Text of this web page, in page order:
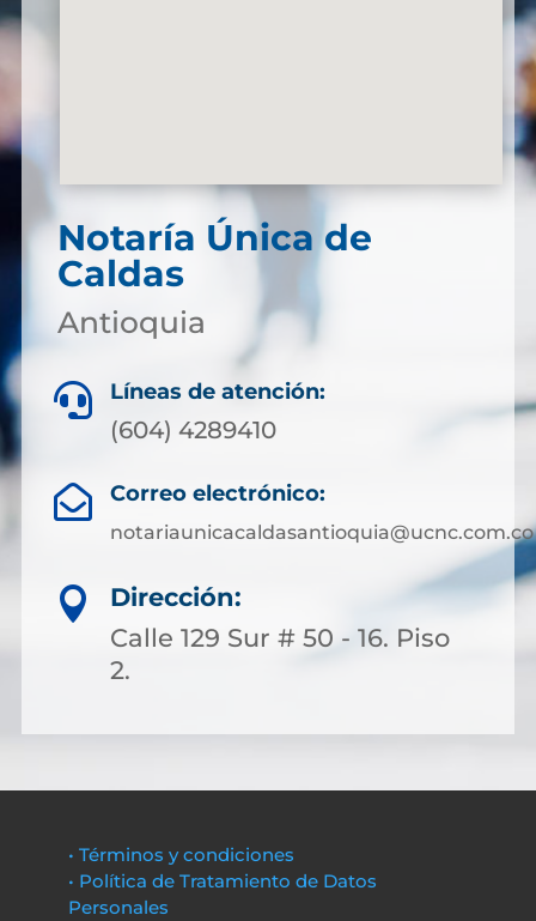
Notaría Única de
Caldas
Antioquia
 Líneas de atención:
(604) 4289410
 Correo electrónico:
notariaunicacaldasantioquia@ucnc.com.co

Dirección:
Calle 129 Sur # 50 - 16. Piso
2.
• Términos y condiciones
• Política de Tratamiento de Datos
Personales